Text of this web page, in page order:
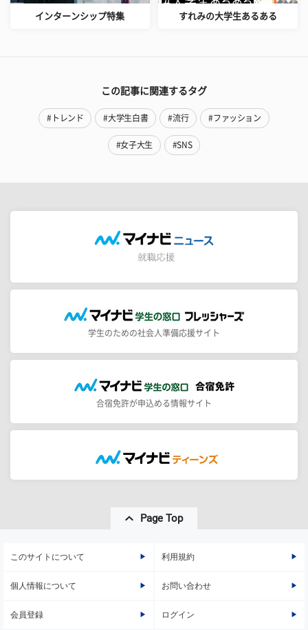
インターンシップ特集 すれみの大学生あるある
この記事に関連するタグ
#トレンド #大学生白書 #流行 #ファッション
#女子大生 #SNS
学生のための社会人準備応援サイト
合宿免許が申込める情報サイト
Page Top
このサイトについて 利用規約
個人情報について お問い合わせ
会員登録 ログイン